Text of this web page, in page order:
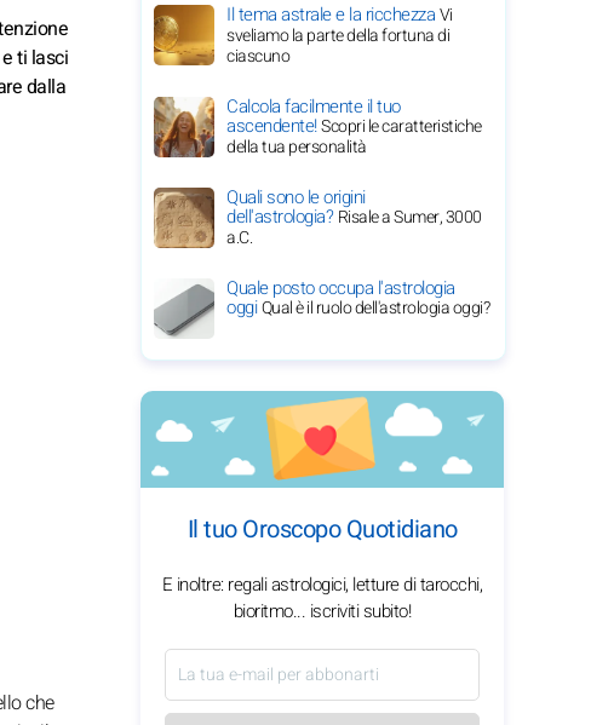
ti lasci
dalla
che
Il tema astrale e la ricchezzaVi
sveliamo la parte della fortuna di
ciascuno
Calcola facilmente il tuo
ascendente!Scopri le caratteristiche
della tua personalità
Quali sono le origini
dell'astrologia?Risale a Sumer, 3000
a.C.
Quale posto occupa l'astrologia
oggiQual è il ruolo dell'astrologia oggi?
Il tuo Oroscopo Quotidiano
E inoltre: regali astrologici, letture di tarocchi,
bioritmo... iscriviti subito!